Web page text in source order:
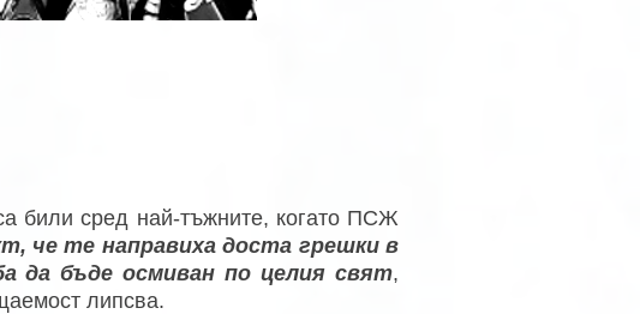
били сред най-тъжните, когато ПСЖ
че те направиха доста грешки в
да бъде осмиван по целия свят,
липсва.